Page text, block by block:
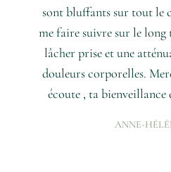
sont bluffants sur tout le
me faire suivre sur le long
lâcher prise et une
douleurs corporelles.
écoute , ta
ANNE-